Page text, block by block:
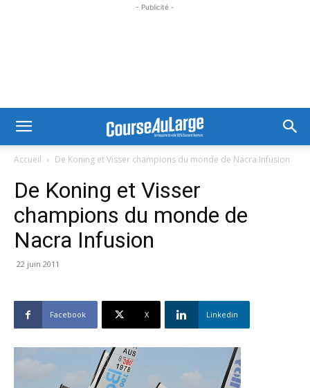
- Publicité -
Accueil De Koning et Visser champions du monde de Nacra Infusion
De Koning et Visser
champions du monde de
Nacra Infusion
22 juin 2011
Facebook X Linkedin